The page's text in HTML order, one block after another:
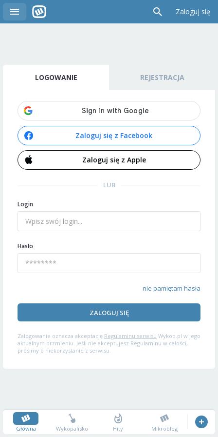
Zaloguj się
LOGOWANIE REJESTRACJA
Zaloguj się z Facebook
Zaloguj się z Apple
LUB
Login
Hasło
nie pamiętam hasła
ZALOGUJ SIĘ
Zalogowanie oznacza akceptację Regulaminu serwisu Wykop.pl w jego
aktualnym brzmieniu. Jeśli nie akceptujesz Regulaminu w całości,
prosimy o niekorzystanie z serwisu.
Główna Wykopalisko Hity Mikroblog